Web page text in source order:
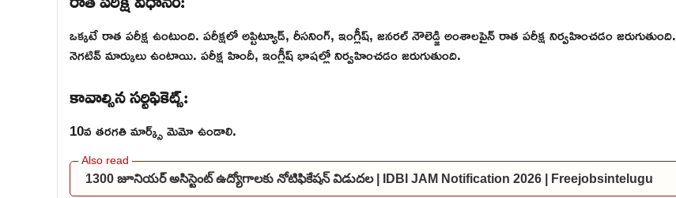
ఒక్కటే రాత పరీక్ష ఉంటుంది. పరీక్షలో అప్టిట్యూడ్, రీసనింగ్, ఇంగ్లీష్, జనరల్ నౌలెడ్జి అంశాలపైన్ రాత పరీక్ష నిర్వహించడం జరుగుతుంది.
నెగటివ్ మార్కులు ఉంటాయి. పరీక్ష హిందీ, ఇంగ్లీష్ భాషల్లో నిర్వహించడం జరుగుతుంది.
కావాల్సిన సర్టిఫికెట్స్:
10వ తరగతి మార్క్స్ మెమో ఉండాలి.
1300 జూనియర్ అసిస్టెంట్ ఉద్యోగాలకు నోటిఫికేషన్ విడుదల | IDBI JAM Notification 2026 | Freejobsintelugu